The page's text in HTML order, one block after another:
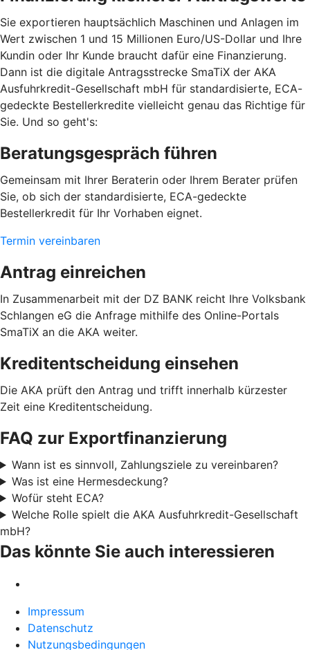
Sie exportieren hauptsächlich Maschinen und Anlagen im
Wert zwischen 1 und 15 Millionen Euro/US-Dollar und Ihre
Kundin oder Ihr Kunde braucht dafür eine Finanzierung.
Dann ist die digitale Antragsstrecke SmaTiX der AKA
Ausfuhrkredit-Gesellschaft mbH für standardisierte, ECA-
gedeckte Bestellerkredite vielleicht genau das Richtige für
Sie. Und so geht's:
Beratungsgespräch führen
Gemeinsam mit Ihrer Beraterin oder Ihrem Berater prüfen
Sie, ob sich der standardisierte, ECA-gedeckte
Bestellerkredit für Ihr Vorhaben eignet.
Termin vereinbaren
Antrag einreichen
In Zusammenarbeit mit der DZ BANK reicht Ihre Volksbank
Schlangen eG die Anfrage mithilfe des Online-Portals
SmaTiX an die AKA weiter.
Kreditentscheidung einsehen
Die AKA prüft den Antrag und trifft innerhalb kürzester
Zeit eine Kreditentscheidung.
FAQ zur Exportfinanzierung
Wann ist es sinnvoll, Zahlungsziele zu vereinbaren?
Was ist eine Hermesdeckung?
Wofür steht ECA?
Welche Rolle spielt die AKA Ausfuhrkredit-Gesellschaft
mbH?
Das könnte Sie auch interessieren
Impressum
Datenschutz
Nutzungsbedingungen